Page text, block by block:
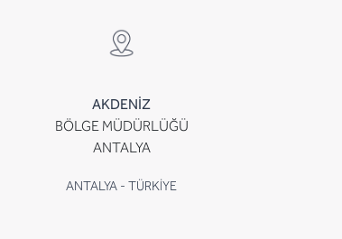
AKDENİZ
BÖLGE MÜDÜRLÜĞÜ
ANTALYA
ANTALYA - TÜRKİYE